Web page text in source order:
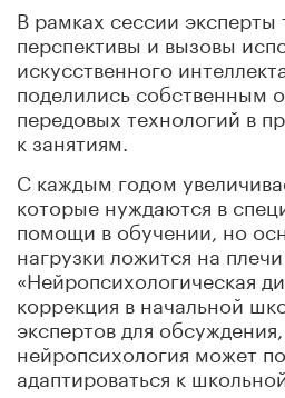
В рамках сессии эксперты
перспективы и вызовы
искусственного
поделились собственным
передовых технологий в
к занятиям.
С каждым годом
которые нуждаются в
помощи в обучении, но
нагрузки ложится на
«Нейропсихологическая
коррекция в начальной
экспертов для
нейропсихология может
адаптироваться к